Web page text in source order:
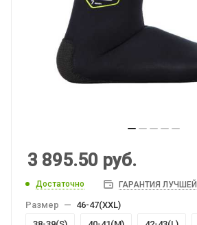
3 895.50 руб.
Достаточно ГАРАНТИЯ
Размер — 46-47(XXL)